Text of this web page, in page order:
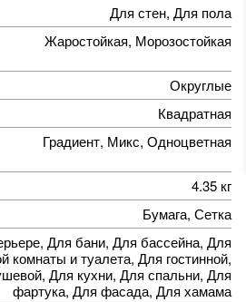
Для стен, Для пола
Жаростойкая, Морозостойкая
Округлые
Квадратная
Градиент, Микс, Одноцветная
4.35 кг
Бумага, Сетка
Для бани, Для бассейна, Для
комнаты и туалета, Для гостинной,
Для кухни, Для спальни, Для
фартука, Для фасада, Для хамама